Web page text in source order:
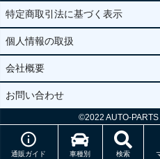
通販ガイド 車種別 検索
特定商取引法に基づく表示
個人情報の取扱
会社概要
お問い合わせ
©2022 AUTO-